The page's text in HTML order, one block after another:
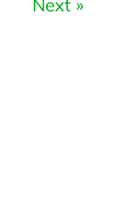
Next »